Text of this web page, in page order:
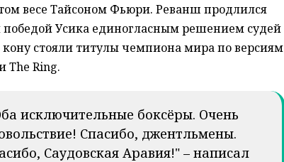
весе Тайсоном Фьюри. Реванш продлился
победой Усика единогласным решением судей
кону стояли титулы чемпиона мира по версиям
The Ring.
исключительные боксёры. Очень
Спасибо, джентльмены.
Саудовская Аравия!" – написал